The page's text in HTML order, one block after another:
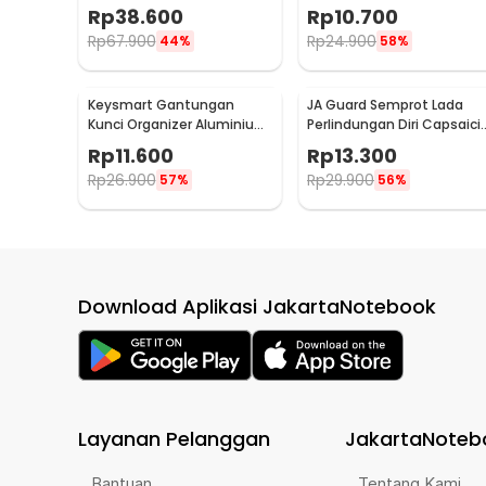
Stainless Steel - BUCK076
Rp38.600
Rp67.900 44%
Rp10.700
Rp24.900 58%
Keysmart Gantungan
Kunci Organizer Aluminium
Swiss Army Style Size L
Rp11.600
Rp26.900 57%
JA Guard Semprot Lada
Perlindungan Diri
Pepper Spray 20ml - PS007
Rp13.300
Rp29.900 56%
Download Aplikasi JakartaNotebook
Layanan Pelanggan